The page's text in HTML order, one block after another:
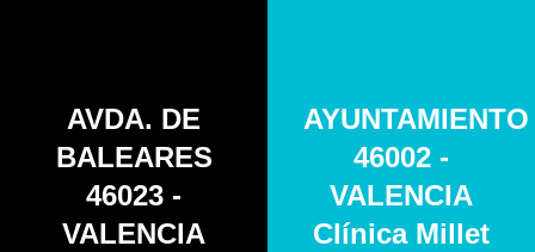
AVDA. DE
BALEARES
46023 -
VALENCIA
AYUNTAMIENTO
46002 -
VALENCIA
Clínica Millet